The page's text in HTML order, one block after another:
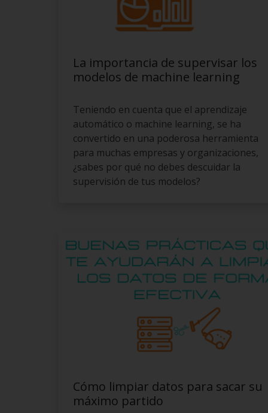
La importancia de supervisar los
modelos de machine learning
Teniendo en cuenta que el aprendizaje
automático o machine learning, se ha
convertido en una poderosa herramienta
para muchas empresas y organizaciones,
¿sabes por qué no debes descuidar la
supervisión de tus modelos?
Cómo limpiar datos para sacar su
máximo partido